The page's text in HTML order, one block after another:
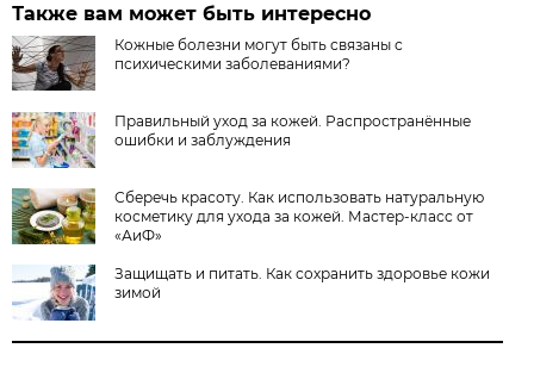
Также вам может быть интересно
Кожные болезни могут быть связаны с
психическими заболеваниями?
Правильный уход за кожей. Распространённые
ошибки и заблуждения
Сберечь красоту. Как использовать натуральную
косметику для ухода за кожей. Мастер-класс от
«АиФ»
Защищать и питать. Как сохранить здоровье кожи
зимой